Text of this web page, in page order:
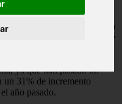
octubre en Barcelona nació
amante de los animales de
y servicios
de las mascotas. Ha
ya que han pasado un
un 31% de incremento
año pasado.